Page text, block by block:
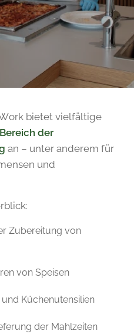
bietet vielfältige
der
an – unter anderem für
und
Zubereitung von
von Speisen
Küchenutensilien
der Mahlzeiten